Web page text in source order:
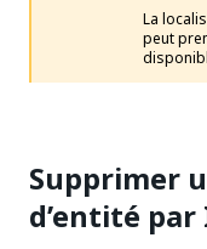
La
peut
Supprimer
d’entité par